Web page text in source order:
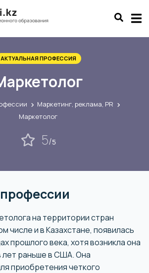
АКТУАЛЬНАЯ ПРОФЕССИЯ
Маркетинг, реклама, PR
Маркетолог
5/5
на территории стран
числе и в Казахстане, появилась
прошлого века, хотя возникла она
лет раньше в США. Она
приобретения четкого